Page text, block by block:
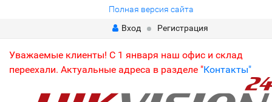
Полная версия сайта
Вход
Регистрация
Уважаемые клиенты! С 1 января наш офис и склад
переехали. Актуальные адреса в разделе "Контакты"